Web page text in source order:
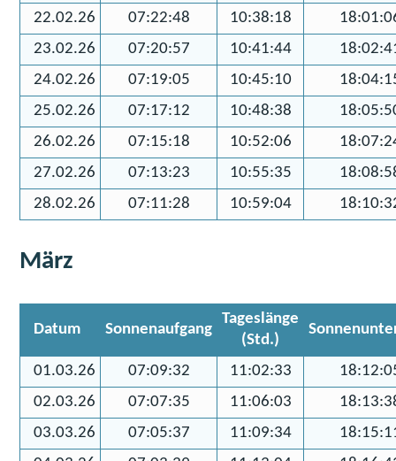
22.02.26 07:22:48 10:38:18
23.02.26
07:20:57 10:41:44
24.02.26
07:19:05 10:45:10
25.02.26
07:17:12 10:48:38
26.02.26
07:15:18 10:52:06
27.02.26
07:13:23 10:55:35
28.02.26
07:11:28 10:59:04
März
Datum Sonnenaufgang
Tageslänge
(Std.)
01.03.26 07:09:32 11:02:33
02.03.26
07:07:35 11:06:03
03.03.26
07:05:37 11:09:34